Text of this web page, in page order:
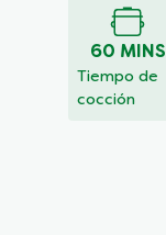
calificaciones
60 MINS
Tiempo de
cocción